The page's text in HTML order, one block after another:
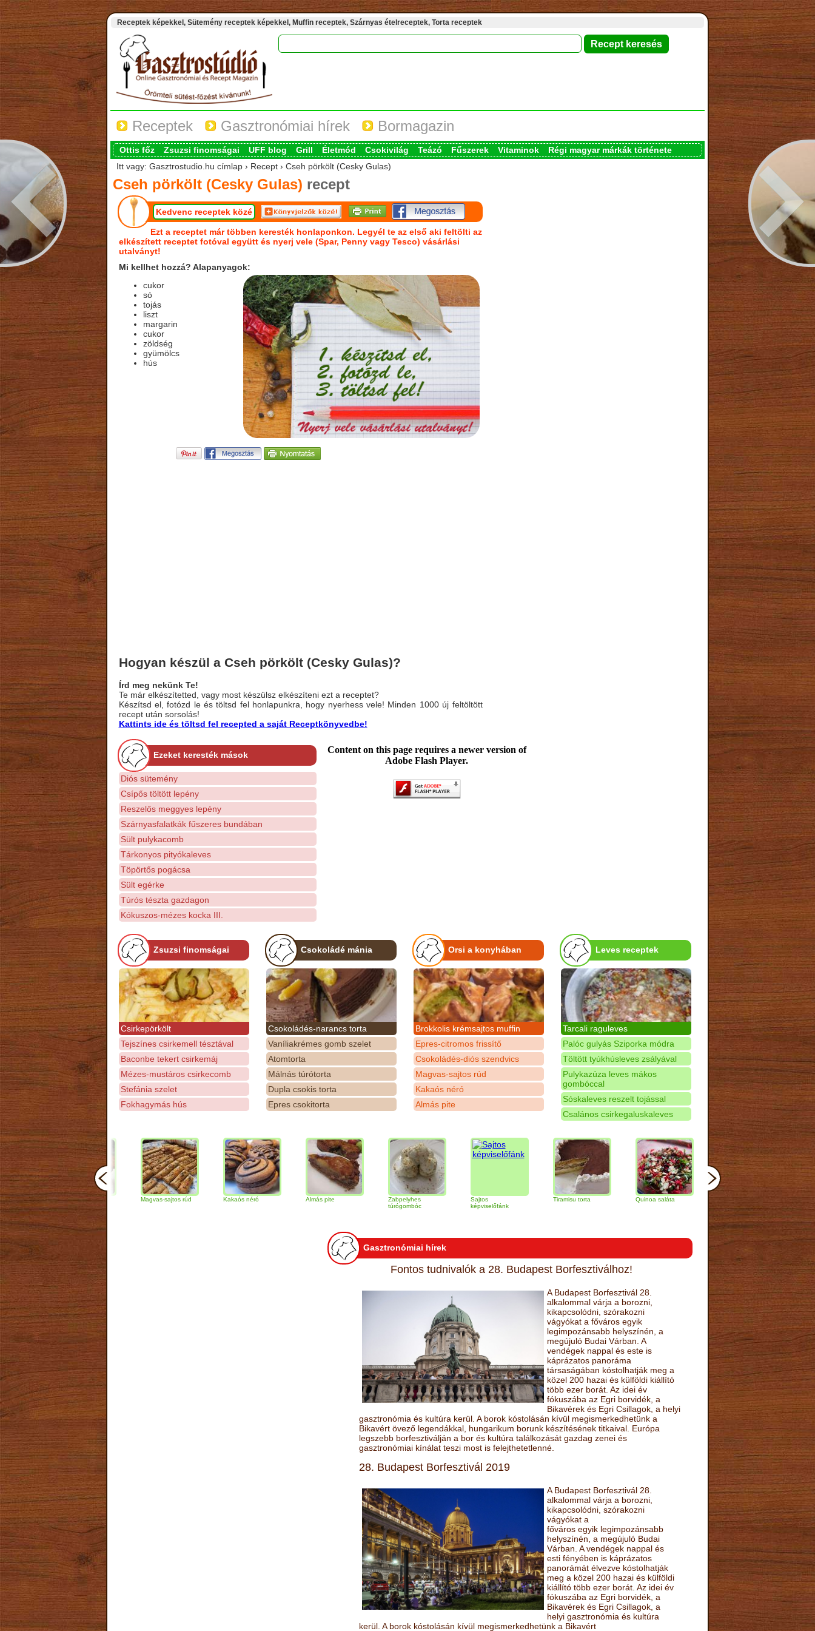
Receptek képekkel, Sütemény receptek képekkel, Muffin receptek, Szárnyas ételreceptek, Torta receptek
Receptek Gasztronómiai hírek Bormagazin
Ottis főz Zsuzsi finomságai UFF blog Grill Életmód Csokivilág Teázó Fűszerek Vitaminok
Régi magyar márkák története
Itt vagy: Gasztrostudio.hu címlap › Recept › Cseh pörkölt (Cesky Gulas)
Cseh pörkölt (Cesky Gulas) recept
Kedvenc receptek közé
Ezt a receptet már többen keresték honlaponkon. Legyél te az első aki feltölti az
elkészített receptet fotóval együtt és nyerj vele (Spar, Penny vagy Tesco) vásárlási
utalványt!
Mi kellhet hozzá? Alapanyagok:
cukor
só
tojás
liszt
margarin
cukor
zöldség
gyümölcs
hús
Hogyan készül a Cseh pörkölt (Cesky Gulas)?
Írd meg nekünk Te!
Te már elkészítetted, vagy most készülsz elkészíteni ezt a receptet?
Készítsd el, fotózd le és töltsd fel honlapunkra, hogy nyerhess vele! Minden 1000 új feltöltött
recept után sorsolás!
Kattints ide és töltsd fel recepted a saját Receptkönyvedbe!
Ezeket keresték mások
Diós sütemény
Csípős töltött lepény
Reszelős meggyes lepény
Szárnyasfalatkák fűszeres bundában
Sült pulykacomb
Tárkonyos pityókaleves
Töpörtős pogácsa
Sült egérke
Túrós tészta gazdagon
Kókuszos-mézes kocka III.
Content on this page requires a newer version of
Adobe Flash Player.
Zsuzsi finomságai
Csirkepörkölt
Tejszínes csirkemell tésztával
Baconbe tekert csirkemáj
Mézes-mustáros csirkecomb
Stefánia szelet
Fokhagymás hús
Csokoládé mánia
Csokoládés-narancs torta
Vaníliakrémes gomb szelet
Atomtorta
Málnás túrótorta
Dupla csokis torta
Epres csokitorta
Orsi a konyhában
Brokkolis krémsajtos muffin
Epres-citromos frissítő
Csokoládés-diós szendvics
Magvas-sajtos rúd
Kakaós néró
Almás pite
Leves receptek
Tarcali raguleves
Palóc gulyás Sziporka módra
Töltött tyúkhúsleves zsályával
Pulykazúza leves mákos
gombóccal
Sóskaleves reszelt tojással
Csalános csirkegaluskaleves
Csokoládés-diós
szendvics
Magvas-sajtos rúd Kakaós néró Almás pite
Zabpelyhes
túrógombóc
képviselőfánk
Tiramisu torta Quinoa saláta Mandulás kifli
Gasztronómiai hírek
Fontos tudnivalók a 28. Budapest Borfesztiválhoz!
A Budapest Borfesztivál 28.
alkalommal várja a borozni,
kikapcsolódni, szórakozni
vágyókat a főváros egyik
legimpozánsabb helyszínén, a
megújuló Budai Várban. A
vendégek nappal és este is
káprázatos panoráma
társaságában kóstolhatják meg a
közel 200 hazai és külföldi kiállító
több ezer borát. Az idei év
fókuszába az Egri borvidék, a
Bikavérek és Egri Csillagok, a helyi
gasztronómia és kultúra kerül. A borok kóstolásán kívül megismerkedhetünk a
Bikavért övező legendákkal, hungarikum borunk készítésének titkaival. Európa
legszebb borfesztiválján a bor és kultúra találkozását gazdag zenei és
gasztronómiai kínálat teszi most is felejthetetlenné.
28. Budapest Borfesztivál 2019
A Budapest Borfesztivál 28.
alkalommal várja a borozni,
kikapcsolódni, szórakozni
vágyókat a
főváros egyik legimpozánsabb
helyszínén, a megújuló Budai
Várban. A vendégek nappal és
esti fényében is káprázatos
panorámát élvezve kóstolhatják
meg a közel 200 hazai és külföldi
kiállító több ezer borát. Az idei év
fókuszába az Egri borvidék, a
Bikavérek és Egri Csillagok, a
helyi gasztronómia és kultúra
kerül. A borok kóstolásán kívül megismerkedhetünk a Bikavért